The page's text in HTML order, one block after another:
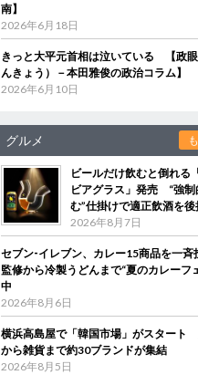
南】
2026年6月18日
きっと大平元首相は泣いている 【政
んきょう）－本田雅俊の政治コラム】
2026年6月10日
グルメ
ビールだけ飲むと倒れる
ビアグラス」発売 “強制
む”仕掛けで適正飲酒を後
2026年8月7日
セブン‐イレブン、カレー15商品を一
監修から冷製うどんまで“夏のカレーフ
中
2026年8月6日
横浜高島屋で「韓国市場」がスタート
から雑貨まで約30ブランドが集結
2026年8月5日